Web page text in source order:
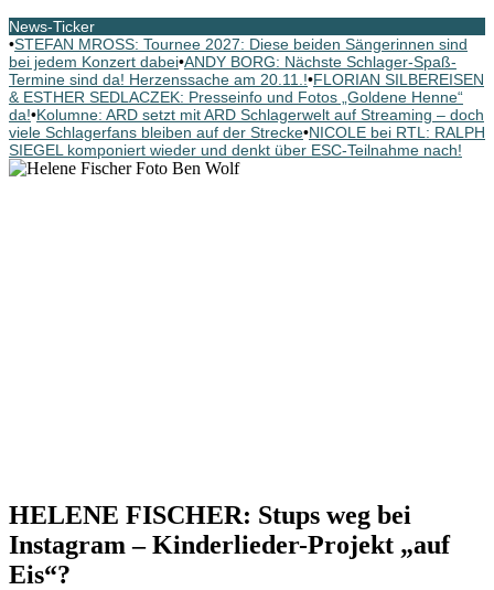
News-Ticker
•STEFAN MROSS: Tournee 2027: Diese beiden Sängerinnen sind
bei jedem Konzert dabei•ANDY BORG: Nächste Schlager-Spaß-
Termine sind da! Herzenssache am 20.11.!•FLORIAN SILBEREISEN
& ESTHER SEDLACZEK: Presseinfo und Fotos „Goldene Henne“
da!•Kolumne: ARD setzt mit ARD Schlagerwelt auf Streaming – doch
viele Schlagerfans bleiben auf der Strecke•NICOLE bei RTL: RALPH
SIEGEL komponiert wieder und denkt über ESC-Teilnahme nach!
HELENE FISCHER: Stups weg bei
Instagram – Kinderlieder-Projekt „auf
Eis“?